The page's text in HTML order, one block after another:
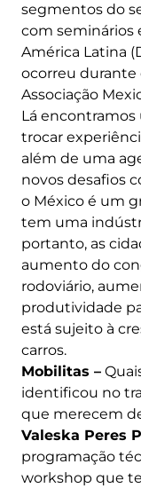
segmentos do
com seminários
América Latina
ocorreu durante
Associação
Lá
trocar
além de uma
novos desafios
o México é um
tem uma
portanto, as
aumento do
rodoviário,
produtividade
está sujeito à
carros.
Mobilitas –
identificou no
que merecem
Valeska Peres
programação
workshop que